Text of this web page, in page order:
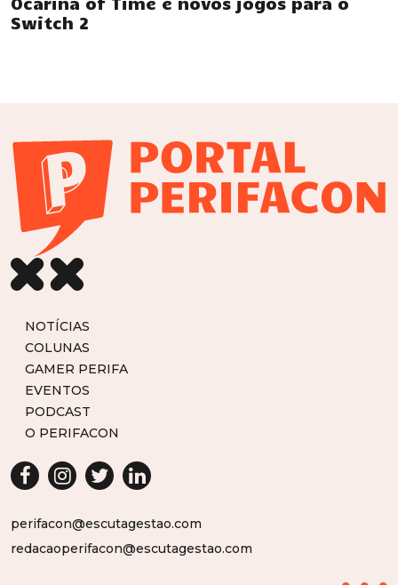
Switch 2
NOTÍCIAS
COLUNAS
GAMER PERIFA
EVENTOS
PODCAST
O PERIFACON
perifacon@escutagestao.com
redacaoperifacon@escutagestao.com